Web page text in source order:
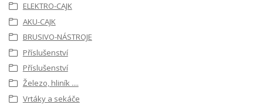
ELEKTRO-CAJK
AKU-CAJK
BRUSIVO-NÁSTROJE
Příslušenství
Příslušenství
Železo, hliník ....
Vrtáky a sekáče